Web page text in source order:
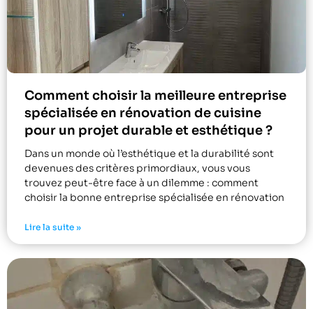
Comment choisir la meilleure entreprise
spécialisée en rénovation de cuisine
pour un projet durable et esthétique ?
Dans un monde où l’esthétique et la durabilité sont
devenues des critères primordiaux, vous vous
trouvez peut-être face à un dilemme : comment
choisir la bonne entreprise spécialisée en rénovation
Lire la suite »